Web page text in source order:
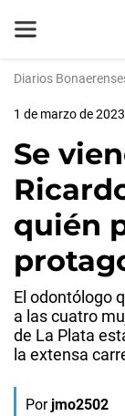
Diarios
1 de marzo de
Se
quién
El odontólogo
a las cuatro
de La Plata
la extensa
Por jmo2502